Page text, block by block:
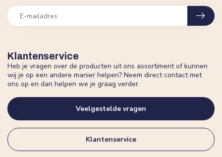
Klantenservice
Heb je vragen over de producten uit ons assortiment of kunnen
wij je op een andere manier helpen? Neem direct contact met
ons op en dan helpen we je graag verder.
Veelgestelde vragen
Klantenservice